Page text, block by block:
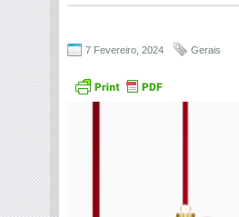
7 Fevereiro, 2024 Gerais